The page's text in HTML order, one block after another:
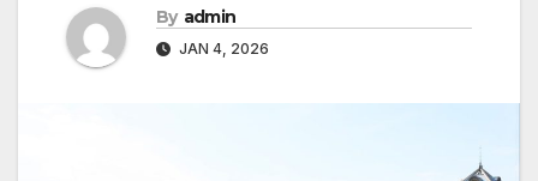
By admin
JAN 4, 2026